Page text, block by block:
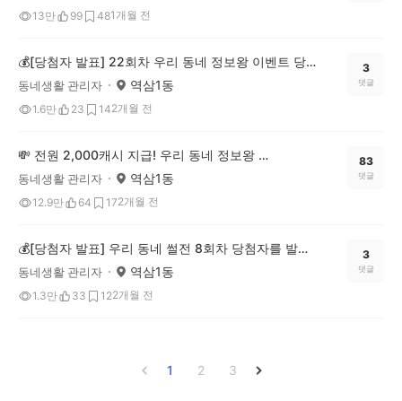
13만 99 481개월 전
💰[당첨자 발표] 22회차 우리 동네 정보왕 이벤트 당첨자를 발표합니다!
동네생활 관리자 역삼1동
1.6만 23 142개월 전
3
댓글
💸 전원 2,000캐시 지급! 우리 동네 정보왕 23회차 (~6/15)
동네생활 관리자 역삼1동
12.9만 64 172개월 전
83
댓글
💰[당첨자 발표] 우리 동네 썰전 8회차 당첨자를 발표합니다!
동네생활 관리자 역삼1동
1.3만 33 122개월 전
3
댓글
1 2 3